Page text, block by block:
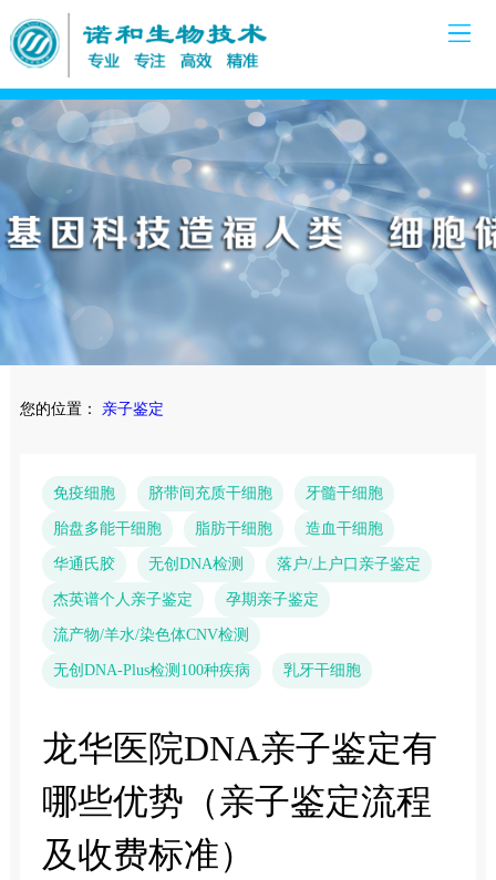
您的位置： 亲子鉴定
免疫细胞 脐带间充质干细胞 牙髓干细胞
胎盘多能干细胞 脂肪干细胞 造血干细胞
华通氏胶 无创DNA检测 落户/上户口亲子鉴定
杰英谱个人亲子鉴定 孕期亲子鉴定
流产物/羊水/染色体CNV检测
无创DNA-Plus检测100种疾病 乳牙干细胞
龙华医院DNA亲子鉴定有
哪些优势（亲子鉴定流程
及收费标准）